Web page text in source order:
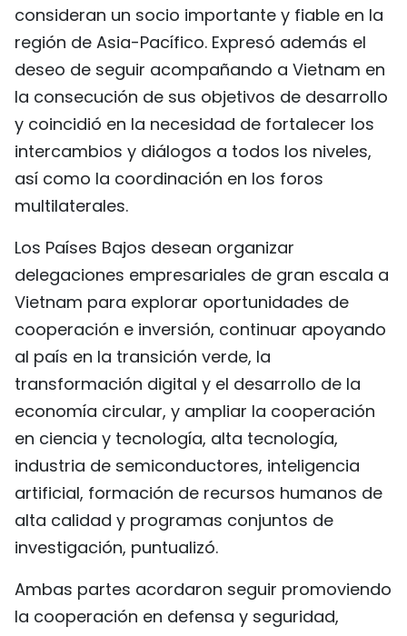
consideran un socio importante y fiable en la
región de Asia-Pacífico. Expresó además el
deseo de seguir acompañando a Vietnam en
la consecución de sus objetivos de desarrollo
y coincidió en la necesidad de fortalecer los
intercambios y diálogos a todos los niveles,
así como la coordinación en los foros
multilaterales.
Los Países Bajos desean organizar
delegaciones empresariales de gran escala a
Vietnam para explorar oportunidades de
cooperación e inversión, continuar apoyando
al país en la transición verde, la
transformación digital y el desarrollo de la
economía circular, y ampliar la cooperación
en ciencia y tecnología, alta tecnología,
industria de semiconductores, inteligencia
artificial, formación de recursos humanos de
alta calidad y programas conjuntos de
investigación, puntualizó.
Ambas partes acordaron seguir promoviendo
la cooperación en defensa y seguridad,